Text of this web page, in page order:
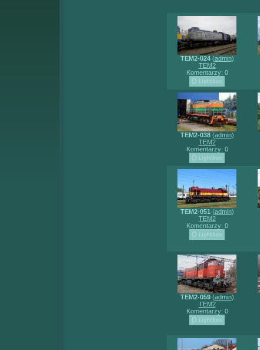
TEM2-024(admin)
TEM2
Komentarzy: 0
TEM2-038(admin)
TEM2
Komentarzy: 0
TEM2-051 (admin)
TEM2
Komentarzy: 0
TEM2-059(admin)
TEM2
Komentarzy: 0